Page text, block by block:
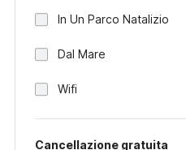
In Un Parco Natalizio
Dal Mare
Wifi
Cancellazione gratuita